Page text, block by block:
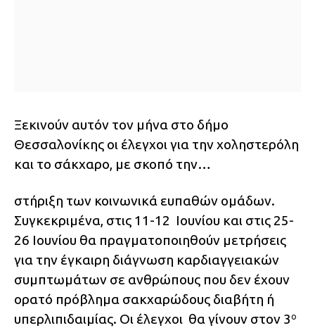
Ξεκινούν αυτόν τον μήνα στο δήμο
Θεσσαλονίκης οι έλεγχοι για την χοληστερόλη
και το σάκχαρο, με σκοπό την…
στήριξη των κοινωνικά ευπαθών ομάδων.
Συγκεκριμένα, στις 11-12 Ιουνίου και στις 25-
26 Ιουνίου θα πραγματοποιηθούν μετρήσεις
για την έγκαιρη διάγνωση καρδιαγγειακών
συμπτωμάτων σε ανθρώπους που δεν έχουν
ορατό πρόβλημα σακχαρώδους διαβήτη ή
υπερλιπιδαιμίας. Οι έλεγχοι θα γίνουν στον 3ο